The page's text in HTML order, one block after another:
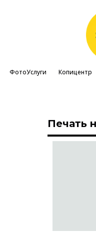
ФотоУслуги Копицентр
Печать